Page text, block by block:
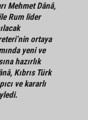
Mehmet Dânâ,
Rum lider
ortaya
yeni ve
hazırlık
Kıbrıs Türk
ve kararlı